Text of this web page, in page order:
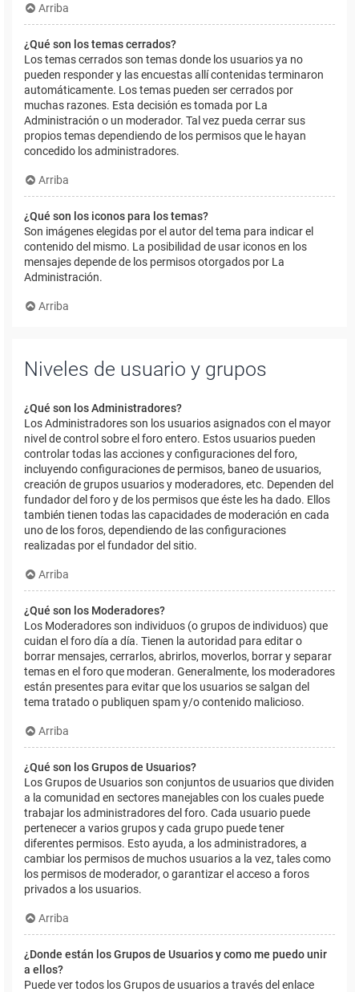
Arriba
¿Qué son los temas cerrados?
Los temas cerrados son temas donde los usuarios ya no
pueden responder y las encuestas allí contenidas terminaron
automáticamente. Los temas pueden ser cerrados por
muchas razones. Esta decisión es tomada por La
Administración o un moderador. Tal vez pueda cerrar sus
propios temas dependiendo de los permisos que le hayan
concedido los administradores.
Arriba
¿Qué son los iconos para los temas?
Son imágenes elegidas por el autor del tema para indicar el
contenido del mismo. La posibilidad de usar iconos en los
mensajes depende de los permisos otorgados por La
Administración.
Arriba
Niveles de usuario y grupos
¿Qué son los Administradores?
Los Administradores son los usuarios asignados con el mayor
nivel de control sobre el foro entero. Estos usuarios pueden
controlar todas las acciones y configuraciones del foro,
incluyendo configuraciones de permisos, baneo de usuarios,
creación de grupos usuarios y moderadores, etc. Dependen del
fundador del foro y de los permisos que éste les ha dado. Ellos
también tienen todas las capacidades de moderación en cada
uno de los foros, dependiendo de las configuraciones
realizadas por el fundador del sitio.
Arriba
¿Qué son los Moderadores?
Los Moderadores son individuos (o grupos de individuos) que
cuidan el foro día a día. Tienen la autoridad para editar o
borrar mensajes, cerrarlos, abrirlos, moverlos, borrar y separar
temas en el foro que moderan. Generalmente, los moderadores
están presentes para evitar que los usuarios se salgan del
tema tratado o publiquen spam y/o contenido malicioso.
Arriba
¿Qué son los Grupos de Usuarios?
Los Grupos de Usuarios son conjuntos de usuarios que dividen
a la comunidad en sectores manejables con los cuales puede
trabajar los administradores del foro. Cada usuario puede
pertenecer a varios grupos y cada grupo puede tener
diferentes permisos. Esto ayuda, a los administradores, a
cambiar los permisos de muchos usuarios a la vez, tales como
los permisos de moderador, o garantizar el acceso a foros
privados a los usuarios.
Arriba
¿Donde están los Grupos de Usuarios y como me puedo unir
a ellos?
Puede ver todos los Grupos de usuarios a través del enlace